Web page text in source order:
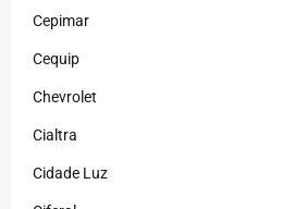
Cepimar
Cequip
Chevrolet
Cialtra
Cidade Luz